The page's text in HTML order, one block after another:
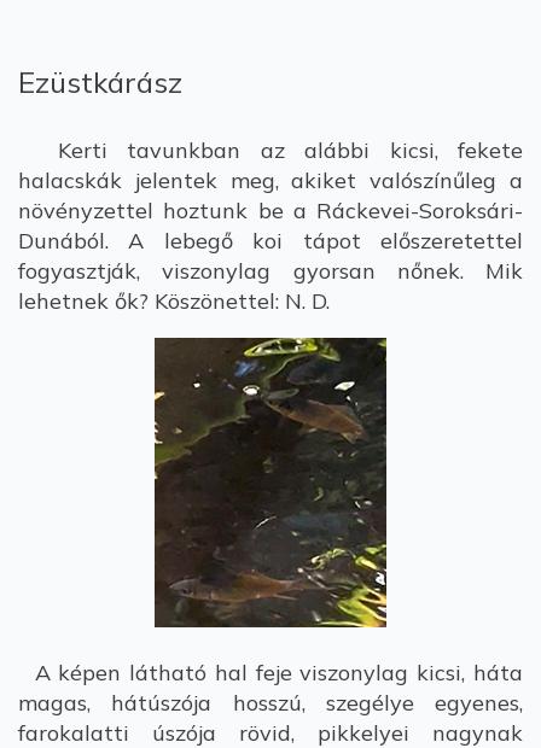
Ezüstkárász
Kerti tavunkban az alábbi kicsi, fekete
halacskák jelentek meg, akiket valószínűleg a
növényzettel hoztunk be a Ráckevei-Soroksári-
Dunából. A lebegő koi tápot előszeretettel
fogyasztják, viszonylag gyorsan nőnek. Mik
lehetnek ők? Köszönettel: N. D.
A képen látható hal feje viszonylag kicsi, háta
magas, hátúszója hosszú, szegélye egyenes,
farokalatti úszója rövid, pikkelyei nagynak